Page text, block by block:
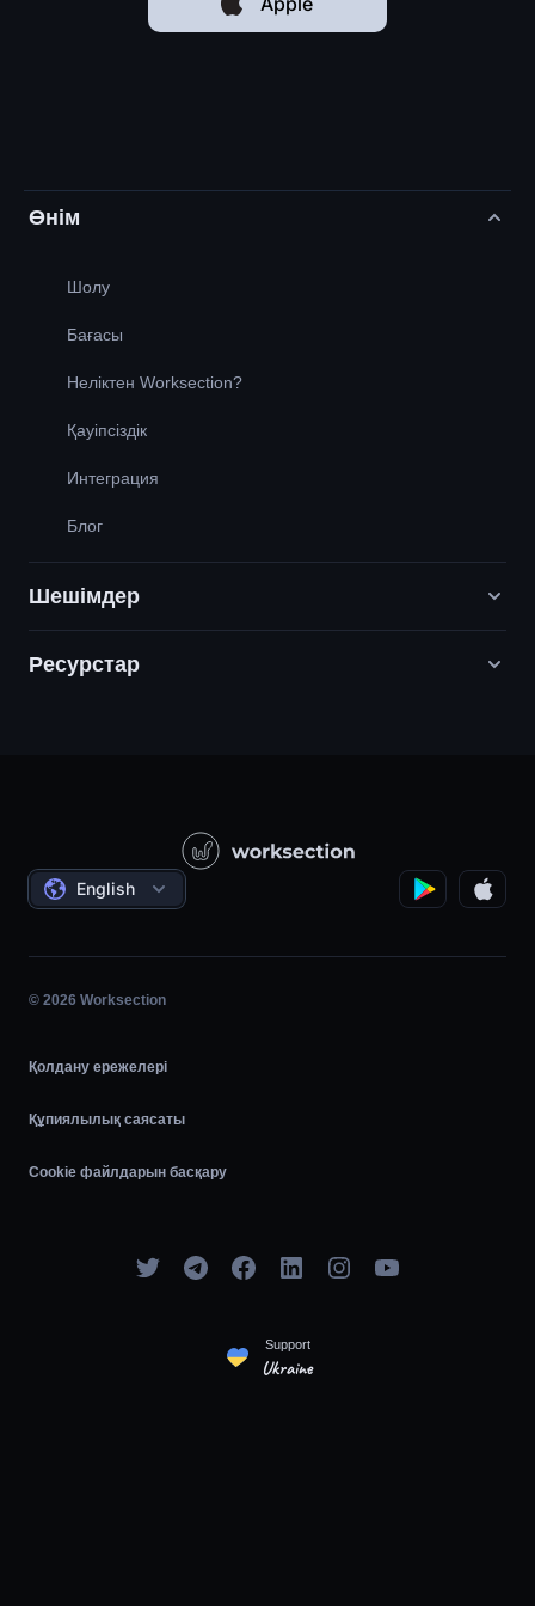
Өнім
Шолу
Бағасы
Неліктен Worksection?
Қауіпсіздік
Интеграция
Блог
Шешімдер
Цифрлық маркетинг агенттіктері
Әлеуметтік жобалар
Жобаны басқару
Сағаттық жұмыс
Шапшаң
Ресурстар
Келісімдер
English
© 2026 Worksection
Қолдану ережелері
Құпиялылық саясаты
Cookie файлдарын басқару
Support
Ukraine